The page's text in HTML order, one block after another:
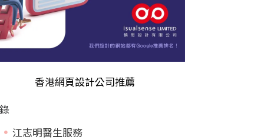
香港網頁設計公司推薦
江志明醫生服務